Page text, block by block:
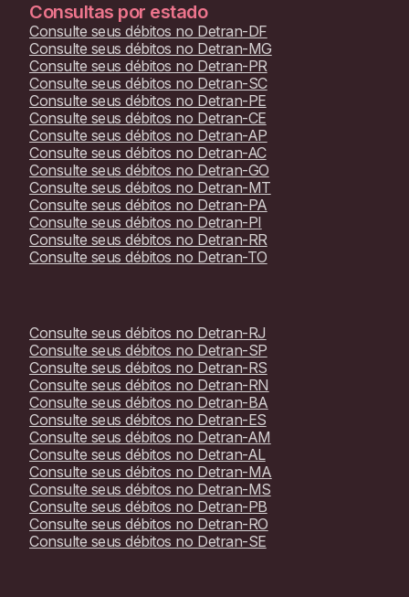
Consultas por estado
Consulte seus débitos no Detran-DF
Consulte seus débitos no Detran-MG
Consulte seus débitos no Detran-PR
Consulte seus débitos no Detran-SC
Consulte seus débitos no Detran-PE
Consulte seus débitos no Detran-CE
Consulte seus débitos no Detran-AP
Consulte seus débitos no Detran-AC
Consulte seus débitos no Detran-GO
Consulte seus débitos no Detran-MT
Consulte seus débitos no Detran-PA
Consulte seus débitos no Detran-PI
Consulte seus débitos no Detran-RR
Consulte seus débitos no Detran-TO
Consulte seus débitos no Detran-RJ
Consulte seus débitos no Detran-SP
Consulte seus débitos no Detran-RS
Consulte seus débitos no Detran-RN
Consulte seus débitos no Detran-BA
Consulte seus débitos no Detran-ES
Consulte seus débitos no Detran-AM
Consulte seus débitos no Detran-AL
Consulte seus débitos no Detran-MA
Consulte seus débitos no Detran-MS
Consulte seus débitos no Detran-PB
Consulte seus débitos no Detran-RO
Consulte seus débitos no Detran-SE